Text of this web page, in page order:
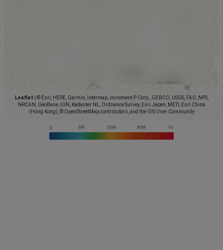
Leaflet
© Esri, HERE, Garmin, Intermap, increment P Corp., GEBCO, USGS, FAO, NPS,
NRCAN, GeoBase, IGN, Kadaster NL, Ordnance Survey, Esri Japan, METI, Esri China
(Hong Kong), © OpenStreetMap contributors, and the GIS User Community